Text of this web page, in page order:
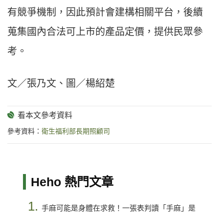
有競爭機制，因此預計會建構相關平台，後續
蒐集國內合法可上市的產品定價，提供民眾參
考。
文／張乃文、圖／楊紹楚
參考資料： 衛生福利部長期照顧司
Heho 熱門文章
1. 手麻可能是身體在求救！一張表判讀「手麻」是